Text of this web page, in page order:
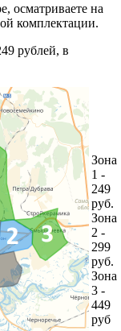
осматриваете на
комплектации.
рублей, в
Зона
1 -
249
руб.
Зона
2 -
299
руб.
Зона
3 -
449
руб